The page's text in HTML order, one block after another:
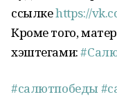
ссылкеhttps://
Кроме того,
хэштегами:
#салютпобеды